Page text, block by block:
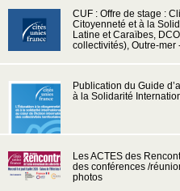
CUF : Offre de stage :
Citoyenneté et à la
Latine et Caraïbes,
collectivités), Outre-mer
Publication du Guide
à la Solidarité
Les ACTES des
des conférences /
photos